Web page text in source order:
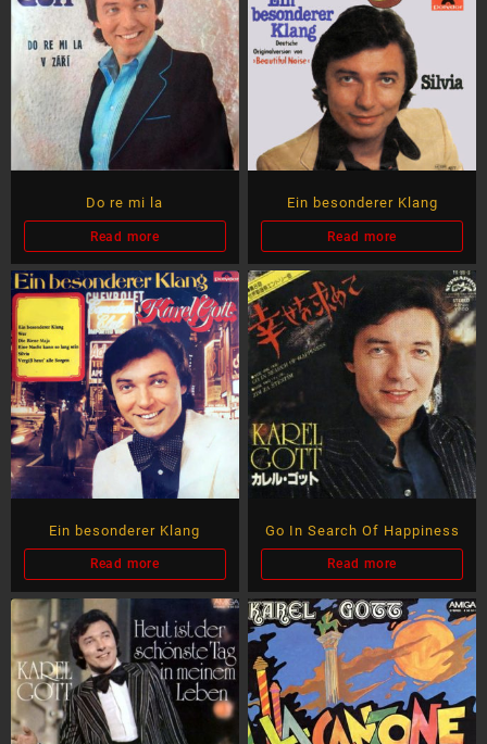
Do re mi la
Read more
Ein besonderer Klang
Read more
Ein besonderer Klang
Read more
Go In Search Of Happiness
Read more